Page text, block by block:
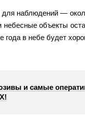
наблюдений —
объекты
года в небе будет
и самые